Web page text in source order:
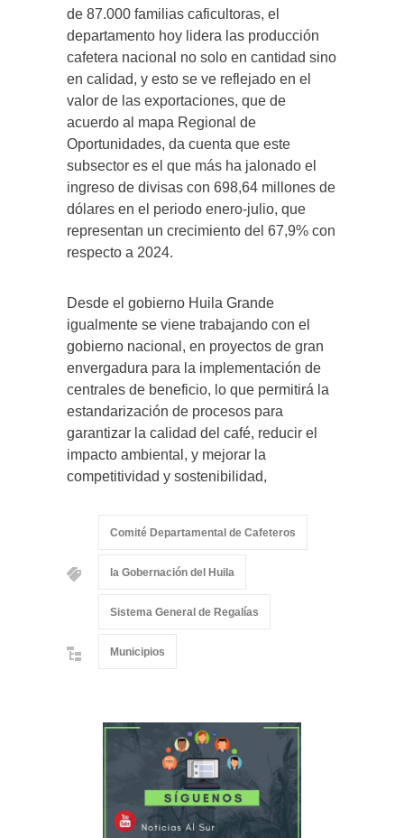
de 87.000 familias caficultoras, el
departamento hoy lidera las producción
cafetera nacional no solo en cantidad sino
en calidad, y esto se ve reflejado en el
valor de las exportaciones, que de
acuerdo al mapa Regional de
Oportunidades, da cuenta que este
subsector es el que más ha jalonado el
ingreso de divisas con 698,64 millones de
dólares en el periodo enero-julio, que
representan un crecimiento del 67,9% con
respecto a 2024.
Desde el gobierno Huila Grande
igualmente se viene trabajando con el
gobierno nacional, en proyectos de gran
envergadura para la implementación de
centrales de beneficio, lo que permitirá la
estandarización de procesos para
garantizar la calidad del café, reducir el
impacto ambiental, y mejorar la
competitividad y sostenibilidad,
Comité Departamental de Cafeteros
la Gobernación del Huila
Sistema General de Regalías
Municipios